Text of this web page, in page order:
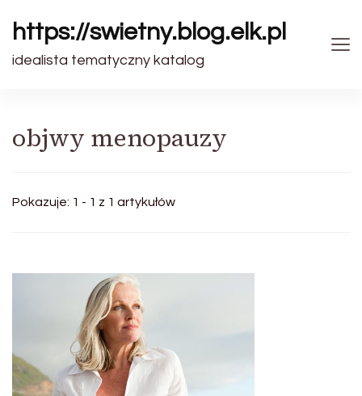
https://swietny.blog.elk.pl
idealista tematyczny katalog
objwy menopauzy
Pokazuje: 1 - 1 z 1 artykułów